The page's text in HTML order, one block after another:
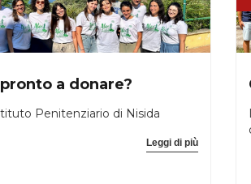
a donare?
Penitenziario di Nisida
Leggi di più